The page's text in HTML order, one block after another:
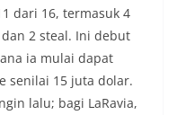
dari 16, termasuk 4
2 steal. Ini debut
ia mulai dapat
senilai 15 juta dolar.
lalu; bagi LaRavia,